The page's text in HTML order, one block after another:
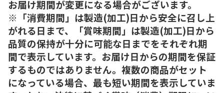
お届け期間が変更になる場合がございます。
※「消費期間」は製造(加工)日から安全に召し上
がれる日まで、「賞味期間」は製造(加工)日から
品質の保持が十分に可能な日までをそれぞれ期
間で表示しています。お届け日からの期間を保証
するものではありません。複数の商品がセット
になっている場合、最も短い期間を表示していま